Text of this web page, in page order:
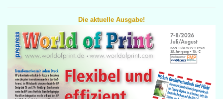
Die aktuelle Ausgabe!